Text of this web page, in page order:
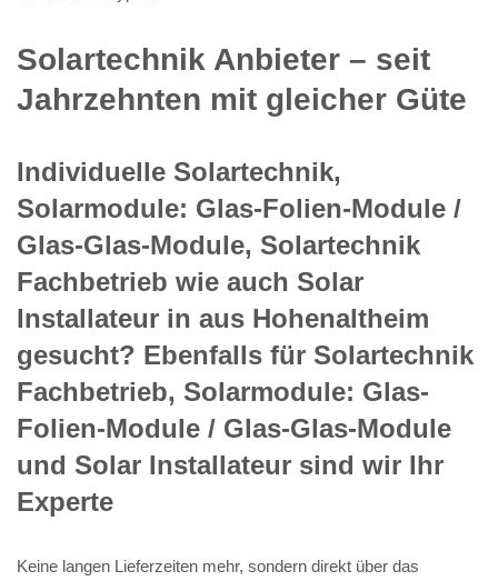
Solartechnik Anbieter – seit
Jahrzehnten mit gleicher Güte
Individuelle Solartechnik,
Solarmodule: Glas-Folien-Module /
Glas-Glas-Module, Solartechnik
Fachbetrieb wie auch Solar
Installateur in aus Hohenaltheim
gesucht? Ebenfalls für Solartechnik
Fachbetrieb, Solarmodule: Glas-
Folien-Module / Glas-Glas-Module
und Solar Installateur sind wir Ihr
Experte
Keine langen Lieferzeiten mehr, sondern direkt über das